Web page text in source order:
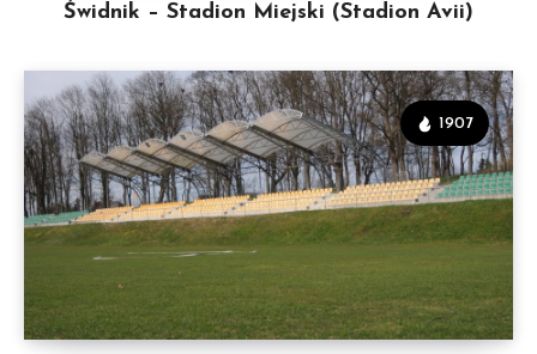
Świdnik – Stadion Miejski (Stadion Avii)
1907